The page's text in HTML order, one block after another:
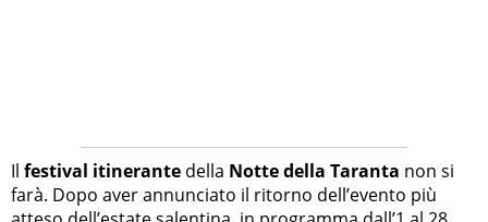
Il festival itinerante della Notte della Taranta non si
farà. Dopo aver annunciato il ritorno dell’evento più